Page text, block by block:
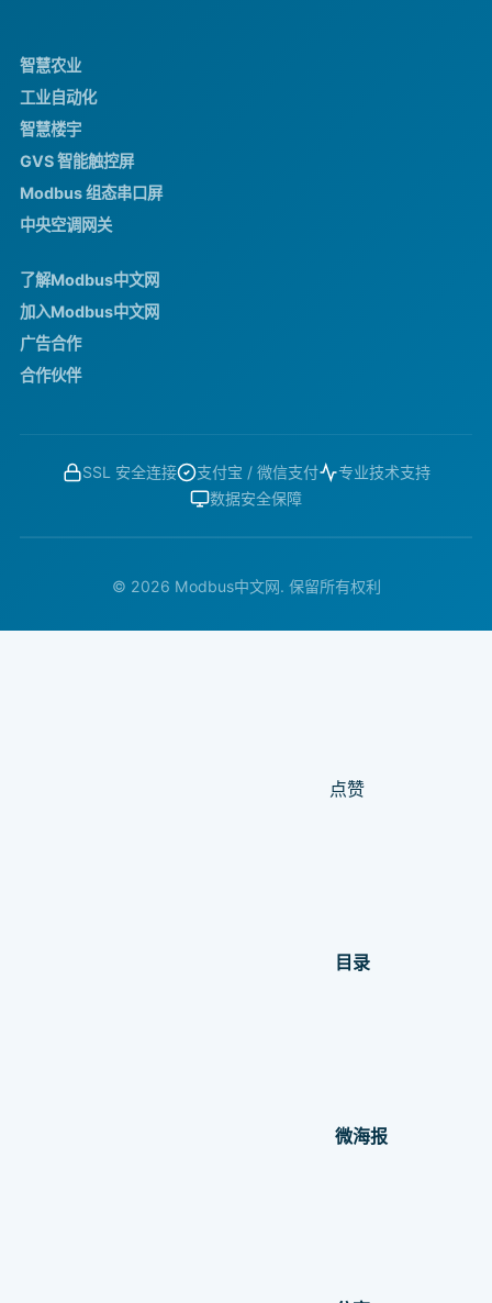
智慧农业
工业自动化
智慧楼宇
GVS 智能触控屏
Modbus 组态串口屏
中央空调网关
了解Modbus中文网
加入Modbus中文网
广告合作
合作伙伴
SSL 安全连接 支付宝 / 微信支付
专业技术支持
数据安全保障
© 2026 Modbus中文网. 保留所有权利
点赞
目录
微海报